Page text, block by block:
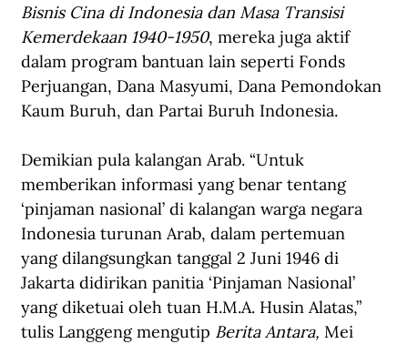
Bisnis Cina di Indonesia dan Masa Transisi
Kemerdekaan 1940-1950, mereka juga aktif
dalam program bantuan lain seperti Fonds
Perjuangan, Dana Masyumi, Dana Pemondokan
Kaum Buruh, dan Partai Buruh Indonesia.
Demikian pula kalangan Arab. “Untuk
memberikan informasi yang benar tentang
‘pinjaman nasional’ di kalangan warga negara
Indonesia turunan Arab, dalam pertemuan
yang dilangsungkan tanggal 2 Juni 1946 di
Jakarta didirikan panitia ‘Pinjaman Nasional’
yang diketuai oleh tuan H.M.A. Husin Alatas,”
tulis Langgeng mengutip Berita Antara, Mei